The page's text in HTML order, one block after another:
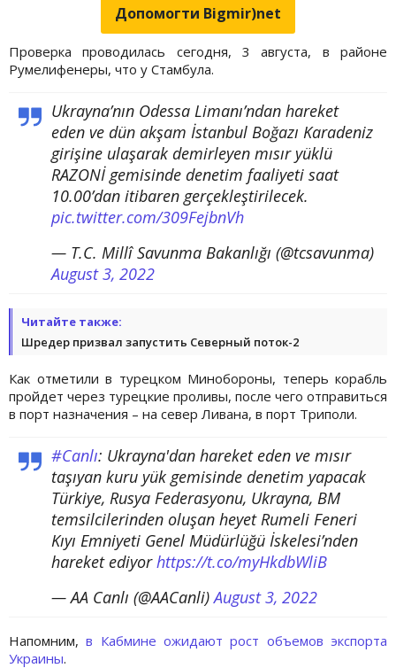
Допомогти Bigmir)net
Проверка проводилась сегодня, 3 августа, в районе
Румелифенеры, что у Стамбула.
Ukrayna’nın Odessa Limanı’ndan hareket
eden ve dün akşam İstanbul Boğazı Karadeniz
girişine ulaşarak demirleyen mısır yüklü
RAZONİ gemisinde denetim faaliyeti saat
10.00’dan itibaren gerçekleştirilecek.
pic.twitter.com/309FejbnVh
— T.C. Millî Savunma Bakanlığı (@tcsavunma)
August 3, 2022
Читайте также:
Шредер призвал запустить Северный поток-2
Как отметили в турецком Минобороны, теперь корабль
пройдет через турецкие проливы, после чего отправиться
в порт назначения – на север Ливана, в порт Триполи.
#Canlı: Ukrayna'dan hareket eden ve mısır
taşıyan kuru yük gemisinde denetim yapacak
Türkiye, Rusya Federasyonu, Ukrayna, BM
temsilcilerinden oluşan heyet Rumeli Feneri
Kıyı Emniyeti Genel Müdürlüğü İskelesi’nden
hareket ediyorhttps://t.co/myHkdbWliB
— AA Canlı (@AACanli)August 3, 2022
Напомним,в Кабмине ожидают рост объемов экспорта
Украины.